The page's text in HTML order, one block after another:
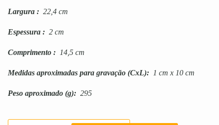
Largura : 22,4 cm
Espessura : 2 cm
Comprimento : 14,5 cm
Medidas aproximadas para gravação (CxL): 1 cm x 10 cm
Peso aproximado (g): 295